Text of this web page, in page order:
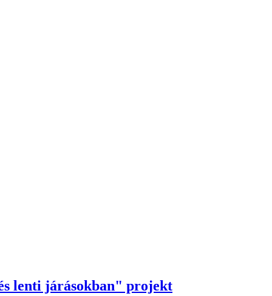
lenti járásokban" projekt